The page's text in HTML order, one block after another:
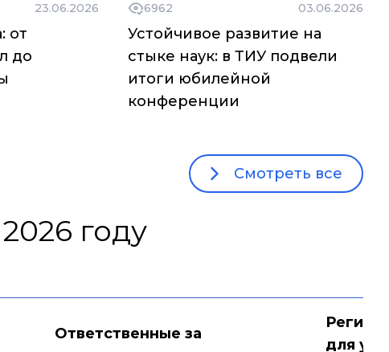
23.06.2026
от
до
6962 03.06.2026
Устойчивое развитие на
стыке наук: в ТИУ подвели
итоги юбилейной
конференции
Смотреть все
году
Ответственные за
для